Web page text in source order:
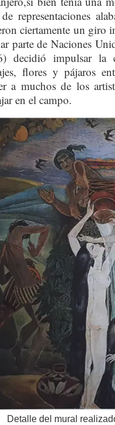
representaciones
ciertamente un giro
parte de Naciones
decidió impulsar la
flores y pájaros
a muchos de los
en el campo.
Detalle del mural